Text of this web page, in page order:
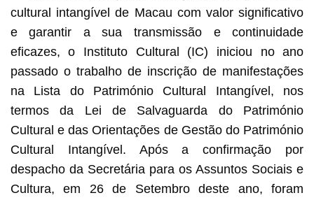
cultural intangível de Macau com valor significativo
e garantir a sua transmissão e continuidade
eficazes, o Instituto Cultural (IC) iniciou no ano
passado o trabalho de inscrição de manifestações
na Lista do Património Cultural Intangível, nos
termos da Lei de Salvaguarda do Património
Cultural e das Orientações de Gestão do Património
Cultural Intangível. Após a confirmação por
despacho da Secretária para os Assuntos Sociais e
Cultura, em 26 de Setembro deste ano, foram